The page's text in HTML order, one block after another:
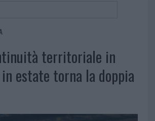
territoriale in
estate torna la doppia